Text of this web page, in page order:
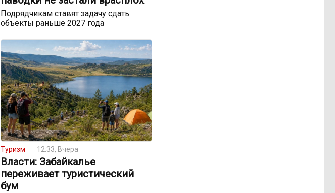
Подрядчикам ставят задачу сдать
объекты раньше 2027 года
Туризм 12:33, Вчера
Власти: Забайкалье
переживает туристический
бум